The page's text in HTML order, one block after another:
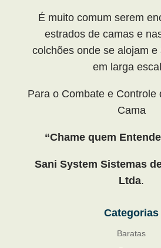
É muito comum serem
estrados de camas e
colchões onde se alojam e
em larga
Para o Combate e Controle
Cama
“Chame quem
Sani System Sistemas
Ltda.
Categorias
Baratas